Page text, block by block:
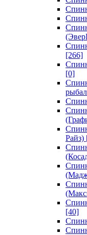
[266]
[0]
Райз)
[40]